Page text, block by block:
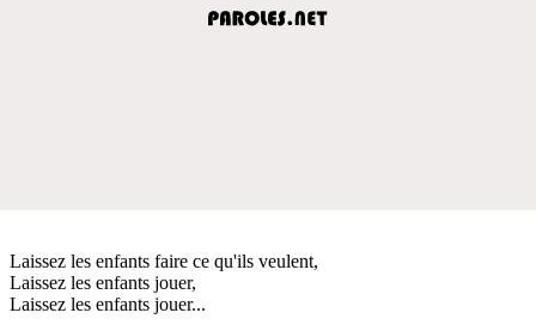
Laissez les enfants faire ce qu'ils veulent,
Laissez les enfants jouer,
Laissez les enfants jouer...